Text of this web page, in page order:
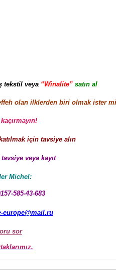
tekstil veya “Winalite” satın al
olan ilklerden biri olmak ister
kaçırmayın!
için tavsiye alın
veya kayıt
Michel:
585-43-683
europe@mail.ru
sor